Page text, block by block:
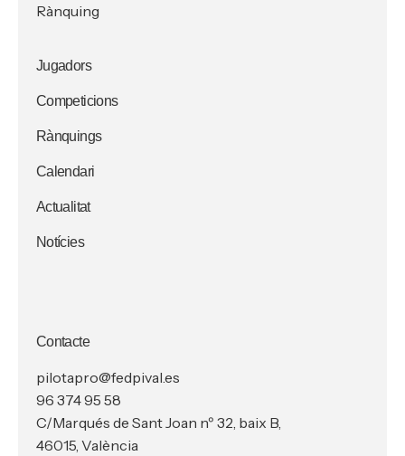
Rànquing
Jugadors
Competicions
Rànquings
Calendari
Actualitat
Notícies
Contacte
pilotapro@fedpival.es
96 374 95 58
C/Marqués de Sant Joan nº 32, baix B,
46015, València